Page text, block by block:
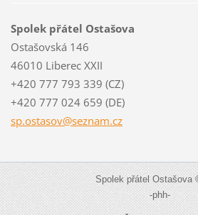
Spolek přátel Ostašova
Ostašovská 146
46010 Liberec XXII
+420 777 793 339 (CZ)
+420 777 024 659 (DE)
sp.ostasov@seznam.cz
Spolek přátel Ostašova
-phh-